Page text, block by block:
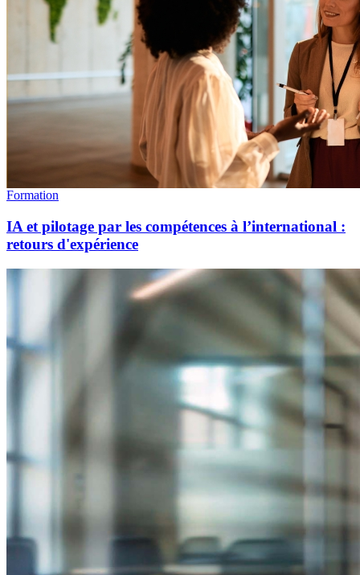
Formation
IA et pilotage par les compétences à l’international :
retours d'expérience